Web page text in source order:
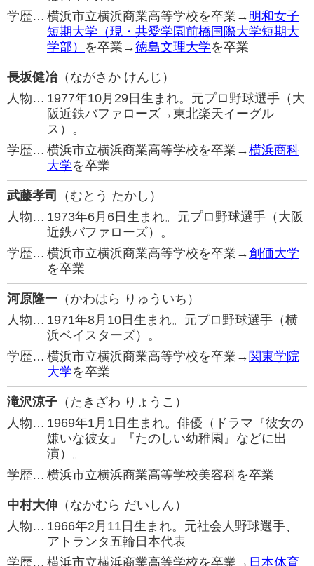
学歴… 横浜市立横浜商業高等学校を卒業→ 明和女子
短期大学（現・共愛学園前橋国際大学短期大
学部） を卒業→徳島文理大学を卒業
長坂健冶（ながさか けんじ）
人物… 1977年10月29日生まれ。元プロ野球選手（大
阪近鉄バファローズ→東北楽天イーグル
ス）。
学歴… 横浜市立横浜商業高等学校を卒業→横浜商科
大学を卒業
武藤孝司
（むとう たかし）
人物… 1973年6月6日生まれ。元プロ野球選手（大阪
近鉄バファローズ）。
学歴… 横浜市立横浜商業高等学校を卒業→創価大学
を卒業
河原隆一 （かわはら りゅういち）
人物… 1971年8月10日生まれ。元プロ野球選手（横
浜ベイスターズ）。
学歴… 横浜市立横浜商業高等学校を卒業→ 関東学院
大学を卒業
滝沢涼子 （たきざわ りょうこ）
人物… 1969年1月1日生まれ。俳優（ドラマ『彼女の
嫌いな彼女』『たのしい幼稚園』などに出
演）。
学歴… 横浜市立横浜商業高等学校美容科を卒業
中村大伸 （なかむら だいしん）
人物… 1966年2月11日生まれ。元社会人野球選手、
アトランタ五輪日本代表
学歴… 横浜市立横浜商業高等学校を卒業→ 日本体育